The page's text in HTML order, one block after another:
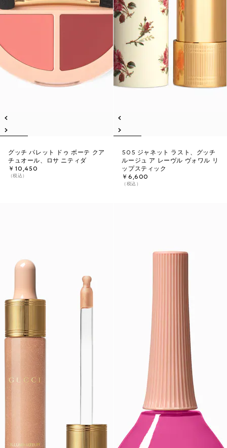
グッチ パレット ドゥ ボーテ クア
チュオール、ロサ ニティダ
￥10,450
（税込）
505 ジャネット ラスト、グッチ
ルージュ ア レーヴル ヴォワル リ
ップスティック
￥6,600
（税込）